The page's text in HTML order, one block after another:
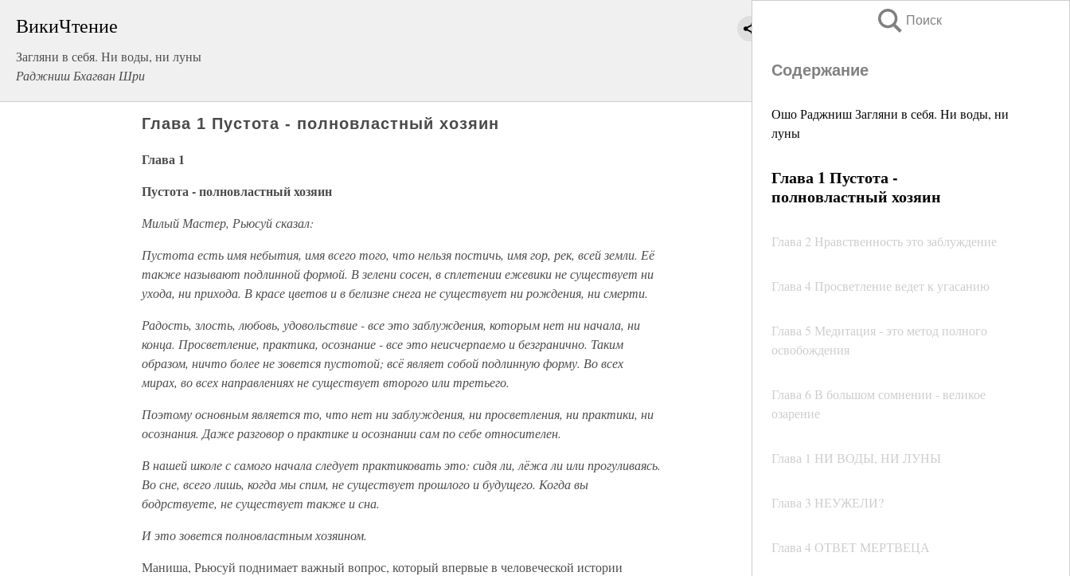
ВикиЧтение
Загляни в себя. Ни воды, ни луны
Раджниш Бхагван Шри
Поиск
Содержание
Ошо Раджниш Загляни в себя. Ни воды, ни
луны
Глава 1 Пустота -
полновластный хозяин
Глава 2 Нравственность это заблуждение
Глава 4 Просветление ведет к угасанию
Глава 5 Медитация - это метод полного
освобождения
Глава 6 В большом сомнении - великое
озарение
Глава 1 НИ ВОДЫ, НИ ЛУНЫ
Глава 3 НЕУЖЕЛИ?
Глава 4 ОТВЕТ МЕРТВЕЦА
Глава 1 Пустота - полновластный хозяин
Глава 1
Пустота - полновластный хозяин
Милый Мастер, Рьюсуй сказал:
Пустота есть имя небытия, имя всего того, что нельзя постичь, имя гор, рек, всей земли. Её
также называют подлинной формой. В зелени сосен, в сплетении ежевики не существует ни
ухода, ни прихода. В красе цветов и в белизне снега не существует ни рождения, ни смерти.
Радость, злость, любовь, удовольствие - все это заблуждения, которым нет ни начала, ни
конца. Просветление, практика, осознание - все это неисчерпаемо и безгранично. Таким
образом, ничто более не зовется пустотой; всё являет собой подлинную форму. Во всех
мирах, во всех направлениях не существует второго или третьего.
Поэтому основным является то, что нет ни заблуждения, ни просветления, ни практики, ни
осознания. Даже разговор о практике и осознании сам по себе относителен.
В нашей школе с самого начала следует практиковать это: сидя ли, лёжа ли или прогуливаясь.
Во сне, всего лишь, когда мы спим, не существует прошлого и будущего. Когда вы
бодрствуете, не существует также и сна.
И это зовется полновластным хозяином.
Маниша, Рьюсуй поднимает важный вопрос, который впервые в человеческой истории